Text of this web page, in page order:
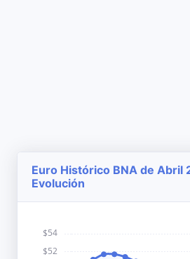
Euro Histórico BNA de Abril
Evolución